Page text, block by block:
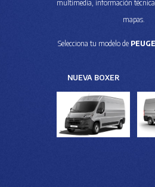
multimedia, información
mapas.
Selecciona tu modelo de
NUEVA BOXER